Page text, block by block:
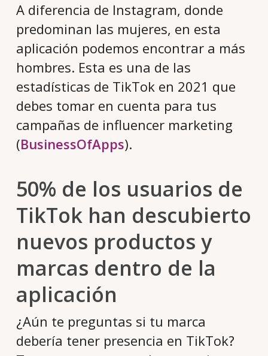
A diferencia de Instagram, donde
predominan las mujeres, en esta
aplicación podemos encontrar a más
hombres. Esta es una de las
estadísticas de TikTok en 2021 que
debes tomar en cuenta para tus
campañas de influencer marketing
(BusinessOfApps).
50% de los usuarios de
TikTok han descubierto
nuevos productos y
marcas dentro de la
aplicación
¿Aún te preguntas si tu marca
debería tener presencia en TikTok?